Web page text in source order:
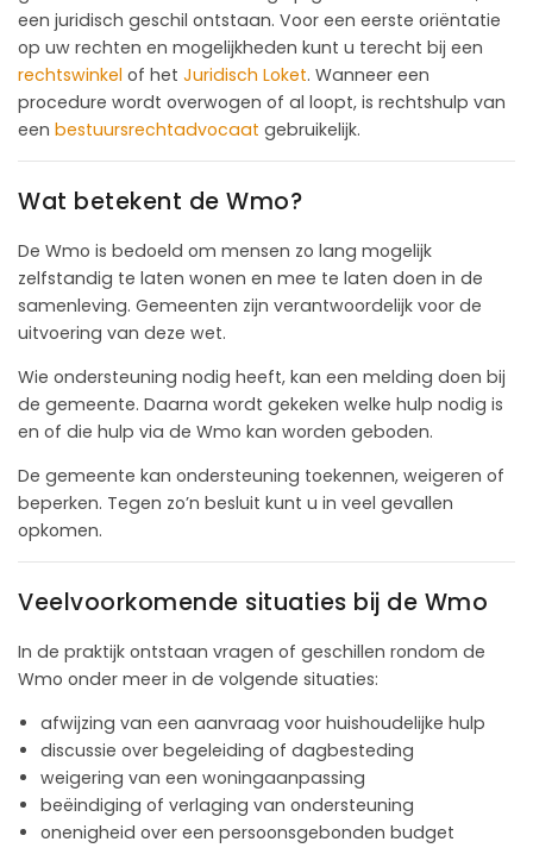
een juridisch geschil ontstaan. Voor een eerste oriëntatie
op uw rechten en mogelijkheden kunt u terecht bij een
rechtswinkel of het Juridisch Loket. Wanneer een
procedure wordt overwogen of al loopt, is rechtshulp van
een bestuursrechtadvocaat gebruikelijk.
Wat betekent de Wmo?
De Wmo is bedoeld om mensen zo lang mogelijk
zelfstandig te laten wonen en mee te laten doen in de
samenleving. Gemeenten zijn verantwoordelijk voor de
uitvoering van deze wet.
Wie ondersteuning nodig heeft, kan een melding doen bij
de gemeente. Daarna wordt gekeken welke hulp nodig is
en of die hulp via de Wmo kan worden geboden.
De gemeente kan ondersteuning toekennen, weigeren of
beperken. Tegen zo’n besluit kunt u in veel gevallen
opkomen.
Veelvoorkomende situaties bij de Wmo
In de praktijk ontstaan vragen of geschillen rondom de
Wmo onder meer in de volgende situaties:
afwijzing van een aanvraag voor huishoudelijke hulp
discussie over begeleiding of dagbesteding
weigering van een woningaanpassing
beëindiging of verlaging van ondersteuning
onenigheid over een persoonsgebonden budget